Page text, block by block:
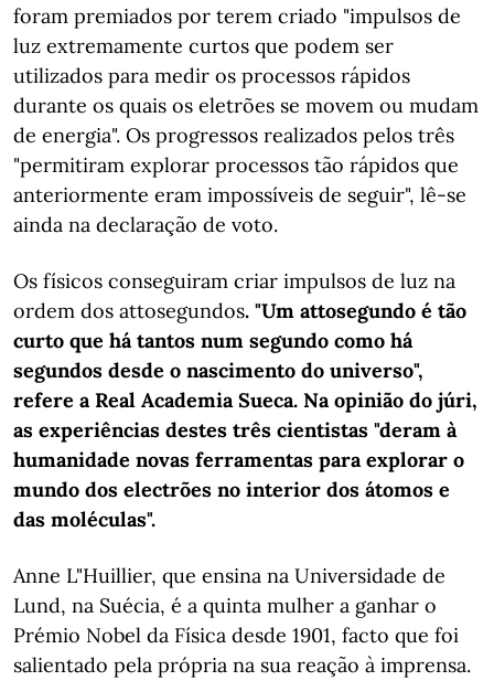
foram premiados por terem criado "impulsos de
luz extremamente curtos que podem ser
utilizados para medir os processos rápidos
durante os quais os eletrões se movem ou mudam
de energia". Os progressos realizados pelos três
"permitiram explorar processos tão rápidos que
anteriormente eram impossíveis de seguir", lê-se
ainda na declaração de voto.
Os físicos conseguiram criar impulsos de luz na
ordem dos attosegundos. "Um attosegundo é tão
curto que há tantos num segundo como há
segundos desde o nascimento do universo",
refere a Real Academia Sueca. Na opinião do júri,
as experiências destes três cientistas "deram à
humanidade novas ferramentas para explorar o
mundo dos electrões no interior dos átomos e
das moléculas".
Anne L"Huillier, que ensina na Universidade de
Lund, na Suécia, é a quinta mulher a ganhar o
Prémio Nobel da Física desde 1901, facto que foi
salientado pela própria na sua reação à imprensa.